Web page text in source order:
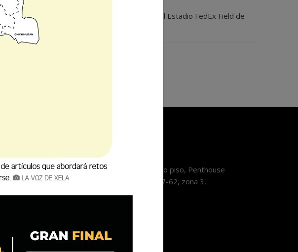
Fernando Tena, e
encuentro amistoso contra Argentina en el Estadio FedEx Field de
Luis Fernando Tena, e...
fallece
a
vivienda de
6 de
Contáctanos
Torre Pradera Xela, décimo piso, Penthouse
1003, Avenida Las Américas 7-62, zona 3,
Quetzaltenango.